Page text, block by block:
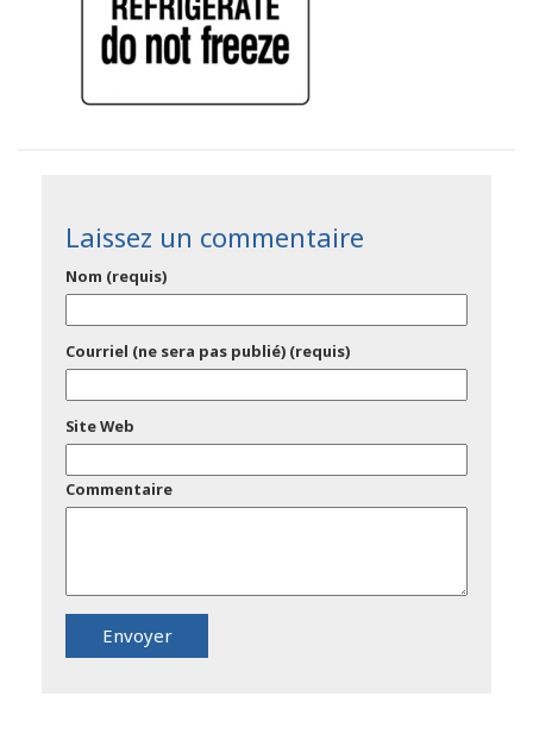
Laissez un commentaire
Nom (requis)
Courriel (ne sera pas publié) (requis)
Site Web
Commentaire